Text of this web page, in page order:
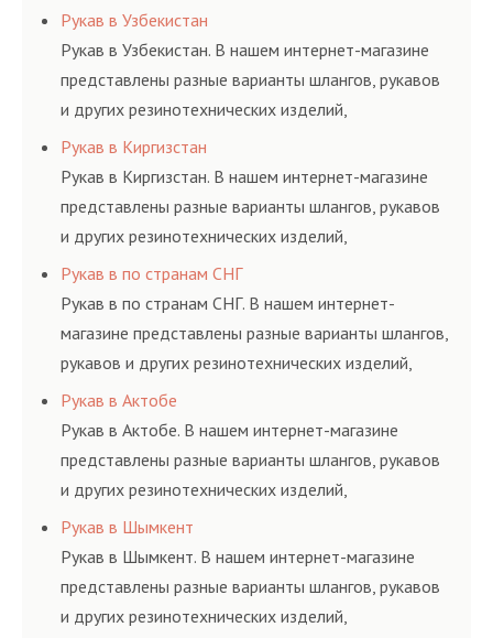
соответствующих ГОСТам, техническим условиям
и нормативам.
Рукав в Узбекистан
Рукав в Узбекистан. В нашем интернет-магазине
представлены разные варианты шлангов, рукавов
и других резинотехнических изделий,
соответствующих ГОСТам, техническим условиям
и нормативам.
Рукав в Киргизстан
Рукав в Киргизстан. В нашем интернет-магазине
представлены разные варианты шлангов, рукавов
и других резинотехнических изделий,
соответствующих ГОСТам, техническим условиям
и нормативам.
Рукав в по странам СНГ
Рукав в по странам СНГ. В нашем интернет-
магазине представлены разные варианты шлангов,
рукавов и других резинотехнических изделий,
соответствующих ГОСТам, техническим условиям
и нормативам.
Рукав в Актобе
Рукав в Актобе. В нашем интернет-магазине
представлены разные варианты шлангов, рукавов
и других резинотехнических изделий,
соответствующих ГОСТам, техническим условиям
и нормативам.
Рукав в Шымкент
Рукав в Шымкент. В нашем интернет-магазине
представлены разные варианты шлангов, рукавов
и других резинотехнических изделий,